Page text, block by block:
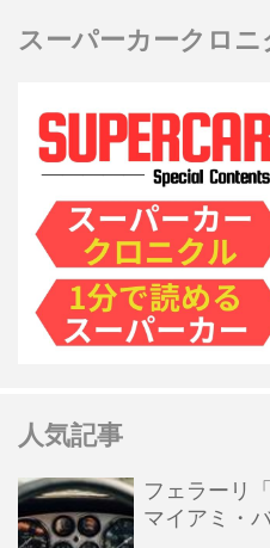
スーパーカークロニ
人気記事
フェラーリ
マイアミ・